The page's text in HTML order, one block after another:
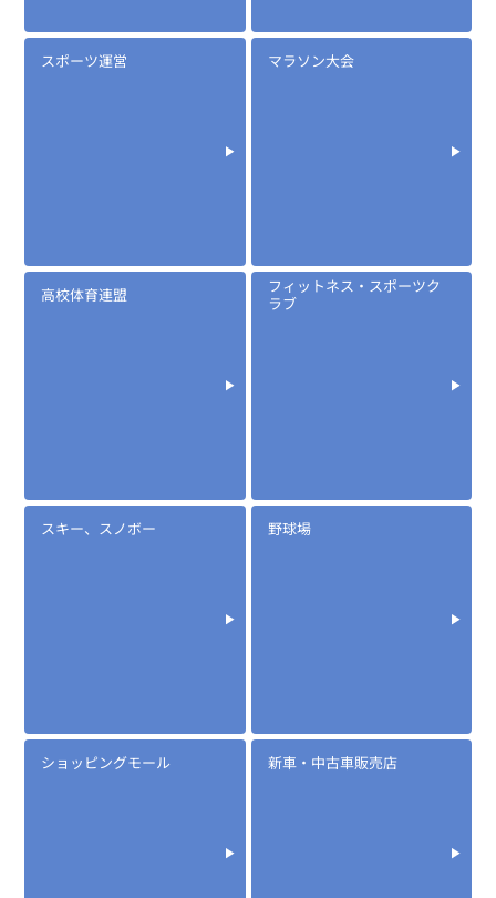
スポーツ運営 マラソン大会
高校体育連盟
フィットネス・スポーツク
ラブ
スキー、スノボー 野球場
ショッピングモール 新車・中古車販売店